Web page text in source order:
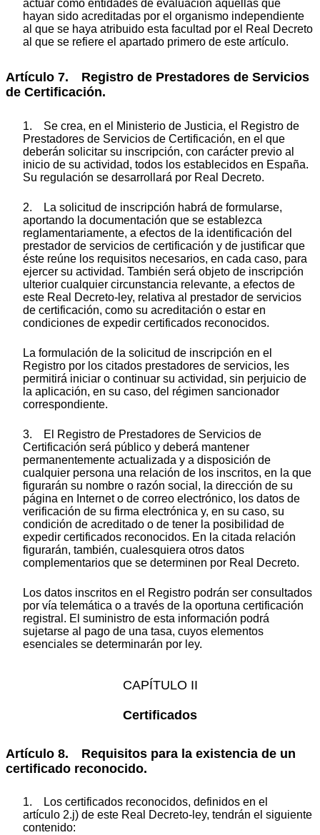
actuar como entidades de evaluación aquellas que
hayan sido acreditadas por el organismo independiente
al que se haya atribuido esta facultad por el Real Decreto
al que se refiere el apartado primero de este artículo.
Artículo 7. Registro de Prestadores de Servicios
de Certificación.
1. Se crea, en el Ministerio de Justicia, el Registro de
Prestadores de Servicios de Certificación, en el que
deberán solicitar su inscripción, con carácter previo al
inicio de su actividad, todos los establecidos en España.
Su regulación se desarrollará por Real Decreto.
2. La solicitud de inscripción habrá de formularse,
aportando la documentación que se establezca
reglamentariamente, a efectos de la identificación del
prestador de servicios de certificación y de justificar que
éste reúne los requisitos necesarios, en cada caso, para
ejercer su actividad. También será objeto de inscripción
ulterior cualquier circunstancia relevante, a efectos de
este Real Decreto-ley, relativa al prestador de servicios
de certificación, como su acreditación o estar en
condiciones de expedir certificados reconocidos.
La formulación de la solicitud de inscripción en el
Registro por los citados prestadores de servicios, les
permitirá iniciar o continuar su actividad, sin perjuicio de
la aplicación, en su caso, del régimen sancionador
correspondiente.
3. El Registro de Prestadores de Servicios de
Certificación será público y deberá mantener
permanentemente actualizada y a disposición de
cualquier persona una relación de los inscritos, en la que
figurarán su nombre o razón social, la dirección de su
página en Internet o de correo electrónico, los datos de
verificación de su firma electrónica y, en su caso, su
condición de acreditado o de tener la posibilidad de
expedir certificados reconocidos. En la citada relación
figurarán, también, cualesquiera otros datos
complementarios que se determinen por Real Decreto.
Los datos inscritos en el Registro podrán ser consultados
por vía telemática o a través de la oportuna certificación
registral. El suministro de esta información podrá
sujetarse al pago de una tasa, cuyos elementos
esenciales se determinarán por ley.
CAPÍTULO II
Certificados
Artículo 8. Requisitos para la existencia de un
certificado reconocido.
1. Los certificados reconocidos, definidos en el
artículo 2.j) de este Real Decreto-ley, tendrán el siguiente
contenido: